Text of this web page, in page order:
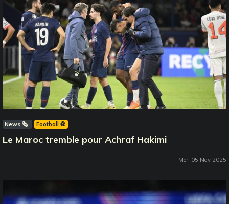
News 🗞️ Football ⚽️
Le Maroc tremble pour Achraf Hakimi
Mer, 05 Nov 2025